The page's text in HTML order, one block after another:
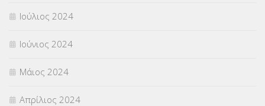
Ιούλιος 2024
Ιούνιος 2024
Μάιος 2024
Απρίλιος 2024